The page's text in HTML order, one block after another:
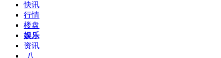
快讯
行情
楼盘
娱乐
资讯
八